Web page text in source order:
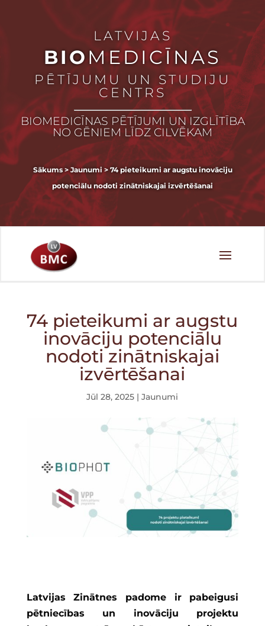
LATVIJAS
BIOMEDICĪNAS
PĒTĪJUMU UN STUDIJU
CENTRS
BIOMEDICĪNAS PĒTĪJUMI UN IZGLĪTĪBA
NO GĒNIEM LĪDZ CILVĒKAM
Sākums> Jaunumi >74 pieteikumi ar augstu inovāciju
potenciālu nodoti zinātniskajai izvērtēšanai
74 pieteikumi ar augstu
inovāciju potenciālu
nodoti zinātniskajai
izvērtēšanai
Jūl 28, 2025 |Jaunumi
Latvijas Zinātnes padome ir pabeigusi
pētniecības un inovāciju projektu